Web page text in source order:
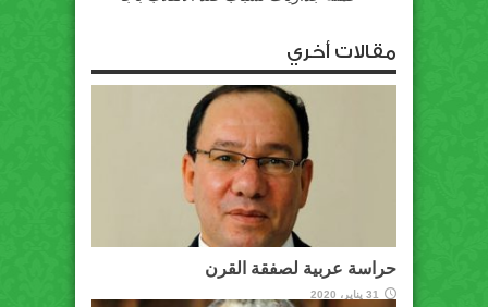
مقالات أخري
حراسة عربية لصفقة القرن
31 يناير، 2020